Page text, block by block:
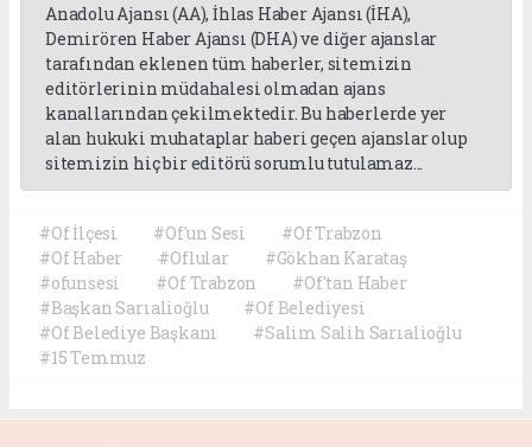
Anadolu Ajansı (AA), İhlas Haber Ajansı (İHA),
Demirören Haber Ajansı (DHA) ve diğer ajanslar
tarafından eklenen tüm haberler, sitemizin
editörlerinin müdahalesi olmadan ajans
kanallarından çekilmektedir. Bu haberlerde yer
alan hukuki muhataplar haberi geçen ajanslar olup
sitemizin hiç bir editörü sorumlu tutulamaz...
#Of İlçesi #Of'un Sesi
#Of Trabzon
#Of Haber
#Oflular
#Gökhan Karataş
#ofunsesi
#Of Trabzon
#Of'tan Haber
#Başkan Sarıalioğlu
#Of Belediyesi
#Of Belediye Başkanı
#Salim Salih Sarıalioğlu
#15 Temmuz